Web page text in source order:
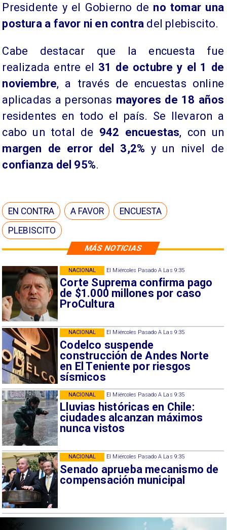
MÁS NOTICIAS
El Miércoles Pasado A Las 9:35
Corte Suprema confirma pago
de $1.000 millones por caso
ProCultura
NACIONAL
El Miércoles Pasado A Las 9:35
Codelco suspende
construcción de Andes Norte
en El Teniente por riesgos
sísmicos
NACIONAL
El Miércoles Pasado A Las 9:35
Lluvias históricas en Chile:
ciudades alcanzan máximos
nunca vistos
NACIONAL
El Miércoles Pasado A Las 9:35
Senado aprueba mecanismo de
compensación municipal
NACIONAL
Presidente y el Gobierno de no tomar una
postura a favor ni en contra del plebiscito.
Cabe destacar que la encuesta fue
realizada entre el 31 de octubre y el 1 de
noviembre, a través de encuestas online
aplicadas a personas mayores de 18 años
residentes en todo el país. Se llevaron a
cabo un total de 942 encuestas, con un
margen de error del 3,2% y un nivel de
confianza del 95%.
EN CONTRA A FAVOR
ENCUESTA
PLEBISCITO